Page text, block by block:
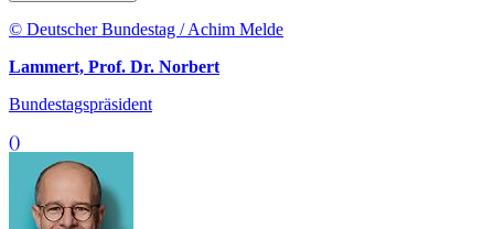
© Deutscher Bundestag / Achim Melde
Lammert, Prof. Dr. Norbert
Bundestagspräsident
()